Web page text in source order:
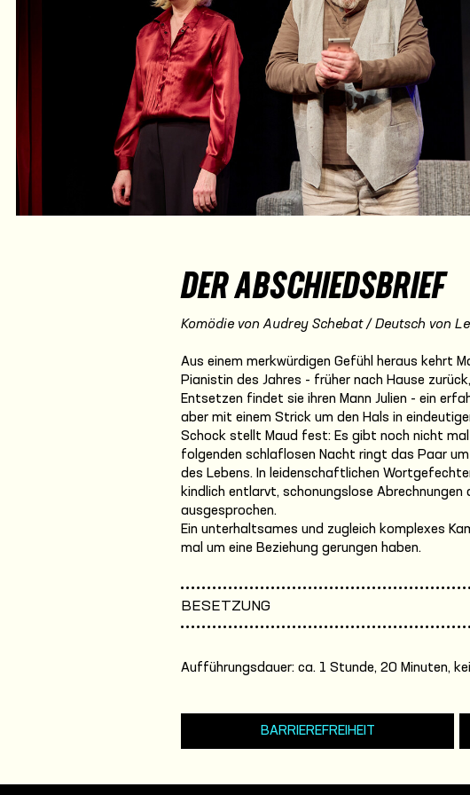
DER ABSCHIEDSBRIEF
Komödie von Audrey Schebat / Deutsch von
Aus einem merkwürdigen Gefühl heraus kehrt
Pianistin des Jahres - früher nach Hause
Entsetzen findet sie ihren Mann Julien - ein
aber mit einem Strick um den Hals in
Schock stellt Maud fest: Es gibt noch nicht
folgenden schlaflosen Nacht ringt das Paar um
des Lebens. In leidenschaftlichen
kindlich entlarvt, schonungslose
ausgesprochen.
Ein unterhaltsames und zugleich komplexes
mal um eine Beziehung gerungen haben.
BESETZUNG
Aufführungsdauer: ca. 1 Stunde, 20 Minuten,
BARRIEREFREIHEIT